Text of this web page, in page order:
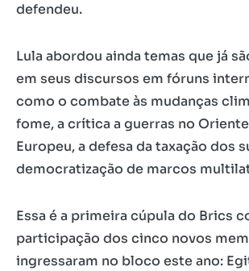
defendeu.
Lula abordou ainda temas que já
em seus discursos em fóruns
como o combate às mudanças
fome, a crítica a guerras no
Europeu, a defesa da taxação dos
democratização de marcos
Essa é a primeira cúpula do Brics
participação dos cinco novos
ingressaram no bloco este ano: